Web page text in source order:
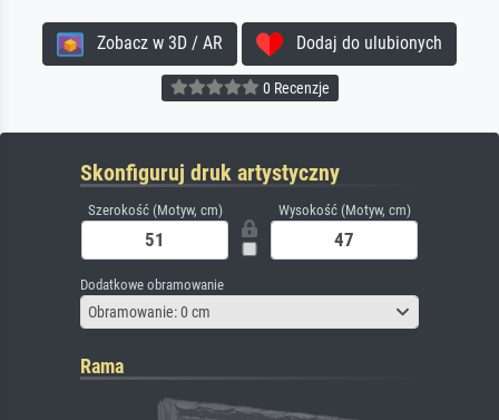
Zobacz w 3D / AR Dodaj do ulubionych
0 Recenzje
Skonfiguruj druk artystyczny
Szerokość (Motyw, cm) Wysokość (Motyw, cm)
Dodatkowe obramowanie
Obramowanie: 0 cm
Rama